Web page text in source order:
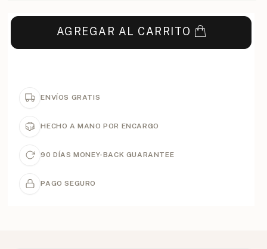
AGREGAR AL CARRITO
ENVÍOS GRATIS
HECHO A MANO POR ENCARGO
90 DÍAS MONEY-BACK GUARANTEE
PAGO SEGURO